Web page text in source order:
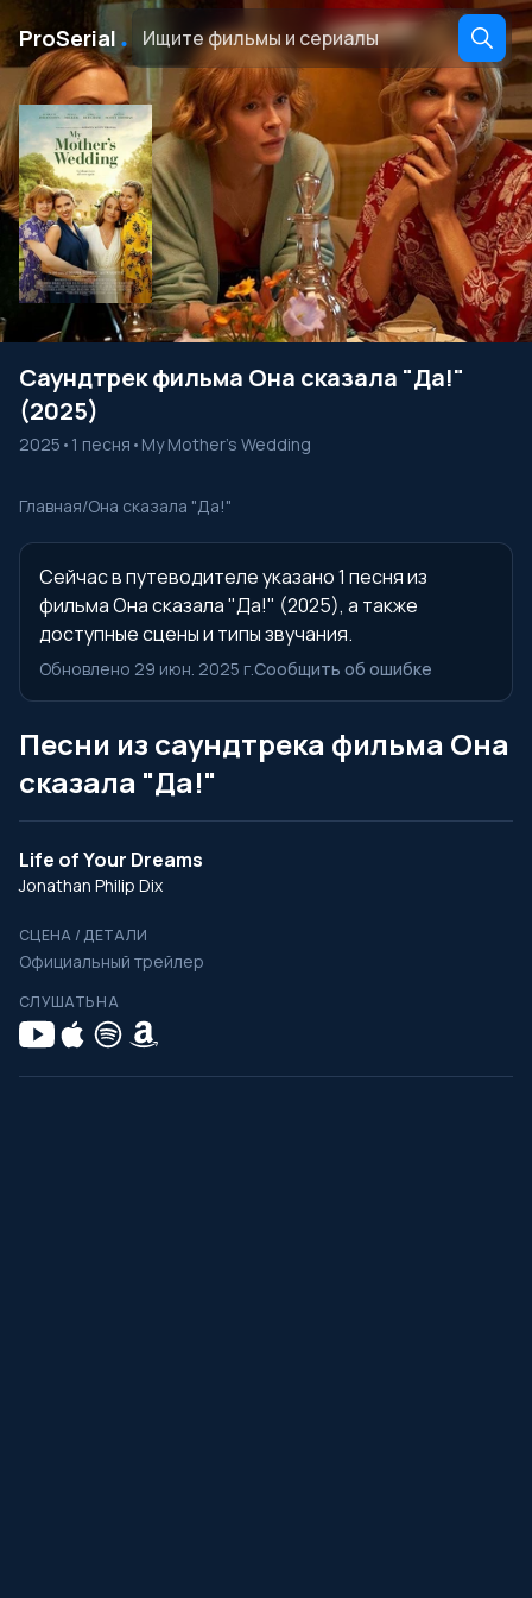
ProSerial ․
Саундтрек фильма Она сказала "Да!"
(2025)
2025 • 1 песня • My Mother’s Wedding
Главная/Она сказала "Да!"
Сейчас в путеводителе указано 1 песня из
фильма Она сказала "Да!" (2025), а также
доступные сцены и типы звучания.
Обновлено 29 июн. 2025 г.Сообщить об ошибке
Песни из саундтрека фильма Она
сказала "Да!"
Life of Your Dreams
Jonathan Philip Dix
СЦЕНА / ДЕТАЛИ
Официальный трейлер
СЛУШАТЬ НА